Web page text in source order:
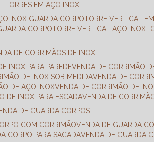
TORRES EM AÇO INOX
INOX GUARDA CORPO TORRE VERTICAL
CORPO TORRE VERTICAL AÇO INOX
DE CORRIMÃOS DE INOX
INOX PARA PAREDE
VENDA DE CORRIMÃO
DE INOX SOB MEDIDA
VENDA DE
DE AÇO INOX
VENDA DE CORRIMÃO DE
DE INOX PARA ESCADA
VENDA DE
VENDA DE GUARDA CORPOS
COM CORRIMÃO
VENDA DE GUARDA
CORPO PARA SACADA
VENDA DE GUARDA